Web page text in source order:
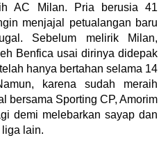
AC Milan. Pria berusia 41
menjajal petualangan baru
Sebelum melirik Milan,
Benfica usai dirinya didepak
hanya bertahan selama 14
karena sudah meraih
bersama Sporting CP, Amorim
demi melebarkan sayap dan
lain.